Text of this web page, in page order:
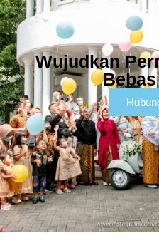
Wujudkan